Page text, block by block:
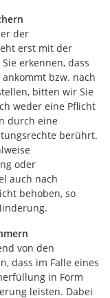
der
erst mit der
erkennen, dass
bzw. nach
bitten wir Sie
weder eine Pflicht
durch eine
berührt.
oder
auch nach
behoben, so
von den
dass im Falle eines
in Form
leisten. Dabei